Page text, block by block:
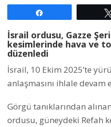
İsrail ordusu, Gazze
kesimlerinde hava ve
düzenledi
İsrail, 10 Ekim 2025’te
anlaşmasını ihlale devam
Görgü tanıklarından
ordusu, güneydeki Refah